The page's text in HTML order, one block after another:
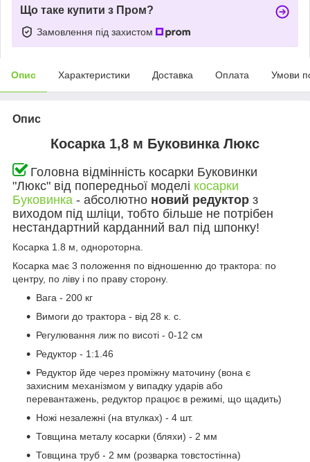
Що таке купити з Пром?
Замовлення під захистом
Опис Характеристики Доставка Оплата Умови
Опис
Косарка 1,8 м Буковинка Люкс
Головна відмінність косарки Буковинки
"Люкс" від попередньої моделі косарки
Буковинка - абсолютно новий редуктор з
виходом під шліци, тобто більше не потрібен
нестандартний карданний вал під шпонку!
Косарка 1.8 м, однороторна.
Косарка має 3 положення по відношенню до трактора: по
центру, по ліву і по праву сторону.
Вага - 200 кг
Вимоги до трактора - від 28 к. с.
Регулювання лиж по висоті - 0-12 см
Редуктор - 1:1.46
Редуктор йде через проміжну маточину (вона є
захисним механізмом у випадку ударів або
перевантажень, редуктор працює в режимі, що щадить)
Ножі незалежні (на втулках) - 4 шт.
Товщина металу косарки (бляхи) - 2 мм
Товщина труб - 2 мм (розварка товстостінна)